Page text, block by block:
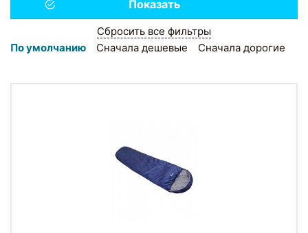
Сбросить все фильтры
По умолчанию
Сначала дешевые Сначала дорогие